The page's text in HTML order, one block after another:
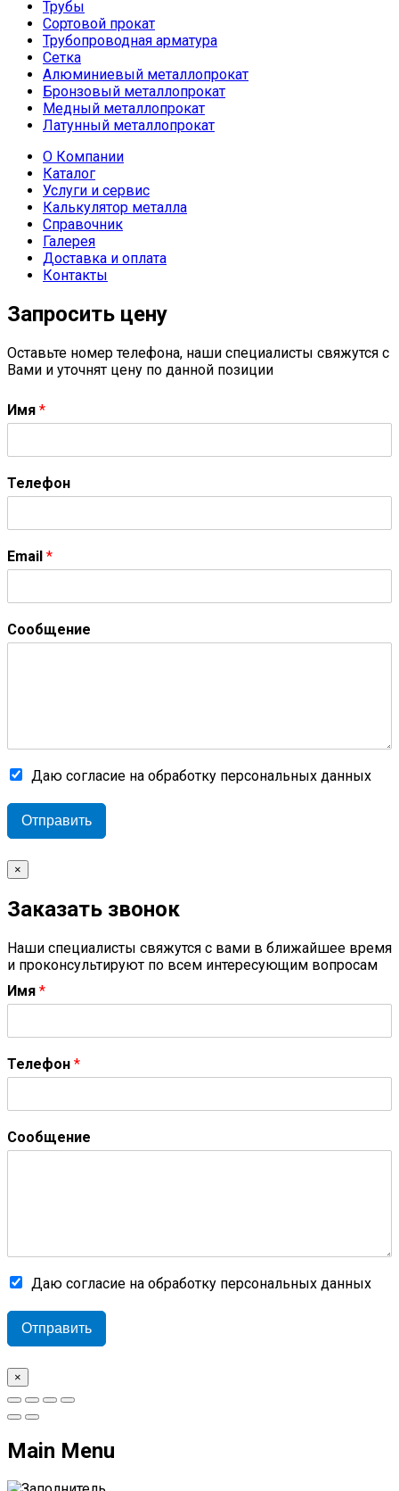
Трубы
Сортовой прокат
Трубопроводная арматура
Сетка
Алюминиевый металлопрокат
Бронзовый металлопрокат
Медный металлопрокат
Латунный металлопрокат
О Компании
Каталог
Услуги и сервис
Калькулятор металла
Справочник
Галерея
Доставка и оплата
Контакты
Запросить цену
Оставьте номер телефона, наши специалисты свяжутся с
Вами и уточнят цену по данной позиции
Имя *
Телефон
Email *
Сообщение
Даю согласие на обработку персональных данных
Отправить
×
Заказать звонок
Наши специалисты свяжутся с вами в ближайшее время
и проконсультируют по всем интересующим вопросам
Имя *
Телефон *
Сообщение
Даю согласие на обработку персональных данных
Отправить
×
Main Menu